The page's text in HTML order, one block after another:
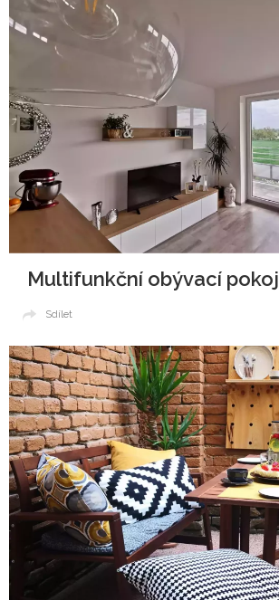
Multifunkční obývací pokoj
Sdílet